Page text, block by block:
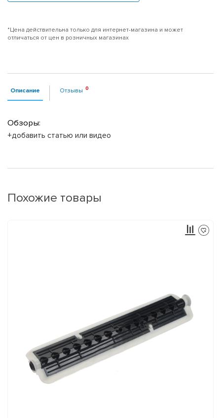
*Цена действительна только для интернет-магазина и может
отличаться от цен в розничных магазинах
Описание Отзывы
Обзоры:
+добавить статью или видео
Похожие товары